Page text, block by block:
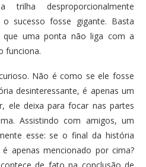
trilha desproporcionalmente
sucesso fosse gigante. Basta
uma ponta não liga com a
funciona.
Não é como se ele fosse
desinteressante, é apenas um
ele deixa para focar nas partes
Assistindo com amigos, um
esse: se o final da história
apenas mencionado por cima?